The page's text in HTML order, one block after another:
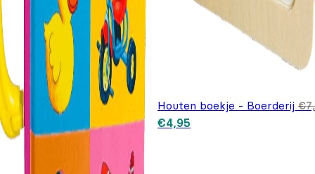
Houten boekje - Boerderij €
Oorspronkelijke prijs was:
€7,95.
€4,95